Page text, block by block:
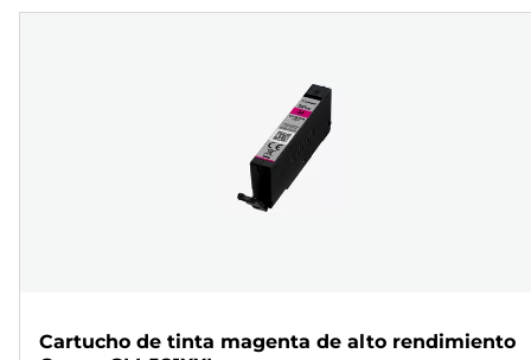
Cartucho de tinta magenta de alto rendimiento